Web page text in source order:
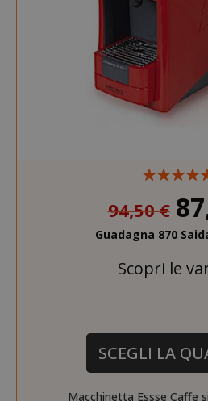
94,50 €
Guadagna 870
Scopri le
SCEGLI LA
Macchinetta Essse Caffe